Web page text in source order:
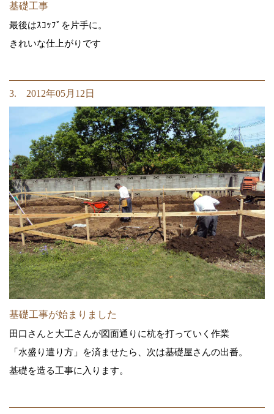
基礎工事
最後はｽｺｯﾌﾟを片手に。
きれいな仕上がりです
3. 2012年05月12日
基礎工事が始まりました
田口さんと大工さんが図面通りに杭を打っていく作業
「水盛り遣り方」を済ませたら、次は基礎屋さんの出番。
基礎を造る工事に入ります。